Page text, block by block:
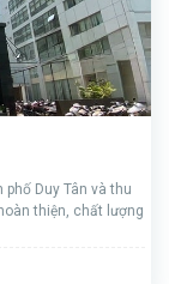
Duy Tân và thu
thiện, chất lượng